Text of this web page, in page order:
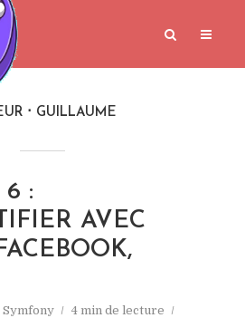
GUILLAUME
:
AVEC
Symfony
4 min de lecture